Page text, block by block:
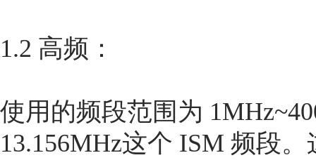
1.2 高频：
使用的频段范围为
13.156MHz这个 ISM 频段